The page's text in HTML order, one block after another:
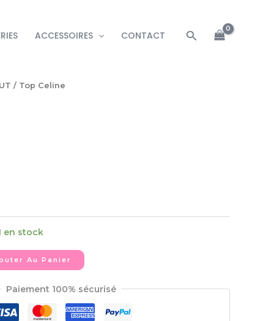
ACCESSOIRES CONTACT Rechercher
/ Top Celine
en stock
Au Panier
Paiement 100% sécurisé